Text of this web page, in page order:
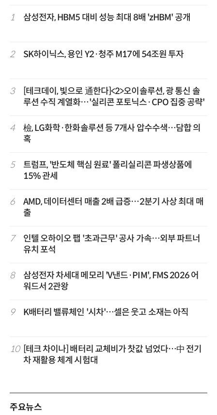
1 삼성전자, HBM5 대비 성능 최대 8배 'zHBM' 공개
2 SK하이닉스, 용인 Y2·청주 M17에 54조원 투자
3
[테크데이, 빛으로 通한다]<2>오이솔루션, 광 통신 솔
루션 수직 계열화…'실리콘 포토닉스·CPO 집중 공략'
4
檢, LG화학·한화솔루션 등 7개사 압수수색…담합 의
혹
5
트럼프, '반도체 핵심 원료' 폴리실리콘 파생상품에
15% 관세
6
AMD, 데이터센터 매출 2배 급증…2분기 사상 최대 매
출
7
인텔 오하이오 팹 '초과근무' 공사 가속…외부 파트너
유치 포석
8
삼성전자 차세대 메모리 'V낸드·PIM', FMS 2026 어
워드서 2관왕
9 K배터리 밸류체인 '시차'…셀은 웃고 소재는 아직
10
[테크 차이나] 배터리 교체비가 찻값 넘었다…中 전기
차 재활용 체계 시험대
주요뉴스